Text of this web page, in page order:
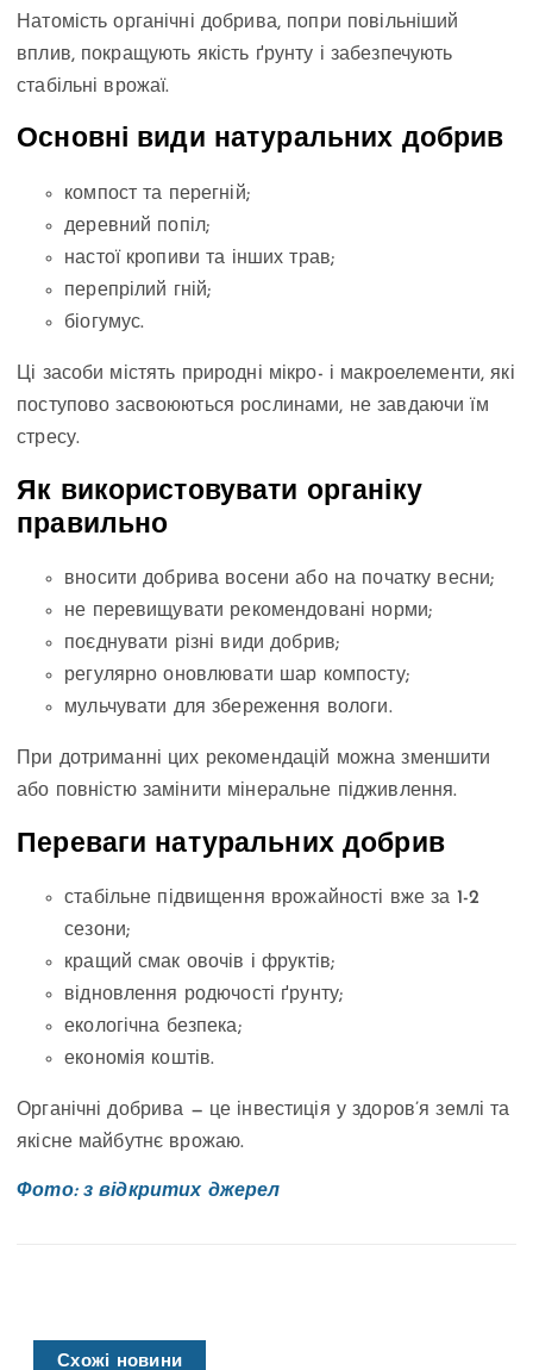
Натомість органічні добрива, попри повільніший
вплив, покращують якість ґрунту і забезпечують
стабільні врожаї.
Основні види натуральних добрив
компост та перегній;
деревний попіл;
настої кропиви та інших трав;
перепрілий гній;
біогумус.
Ці засоби містять природні мікро- і макроелементи, які
поступово засвоюються рослинами, не завдаючи їм
стресу.
Як використовувати органіку
правильно
вносити добрива восени або на початку весни;
не перевищувати рекомендовані норми;
поєднувати різні види добрив;
регулярно оновлювати шар компосту;
мульчувати для збереження вологи.
При дотриманні цих рекомендацій можна зменшити
або повністю замінити мінеральне підживлення.
Переваги натуральних добрив
стабільне підвищення врожайності вже за 1-2
сезони;
кращий смак овочів і фруктів;
відновлення родючості ґрунту;
екологічна безпека;
економія коштів.
Органічні добрива — це інвестиція у здоров’я землі та
якісне майбутнє врожаю.
Фото: з відкритих джерел
Схожі новини